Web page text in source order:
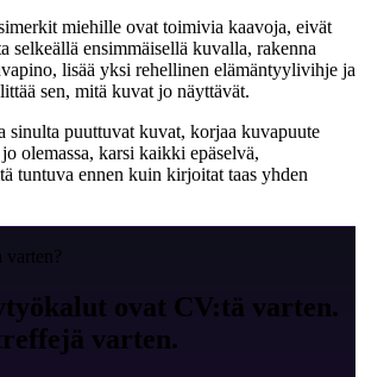
miehille ovat toimivia kaavoja, eivät
selkeällä ensimmäisellä kuvalla, rakenna
lisää yksi rehellinen elämäntyylivihje ja
sen, mitä kuvat jo näyttävät.
sinulta puuttuvat kuvat, korjaa kuvapuute
olemassa, karsi kaikki epäselvä,
tuntuva ennen kuin kirjoitat taas yhden
varten?
ovat CV:tä varten.
varten.